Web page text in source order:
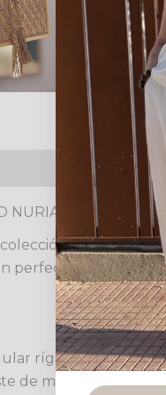
NURIA
de
perfecta para
rígida, que
de materiales le